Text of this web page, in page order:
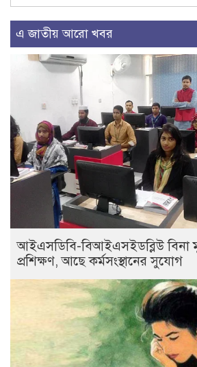
এ জাতীয় আরো খবর
আইএসডিবি-বিআইএসইডব্লিউ বিনা
প্রশিক্ষণ, আছে কর্মসংস্থানের সুযোগ